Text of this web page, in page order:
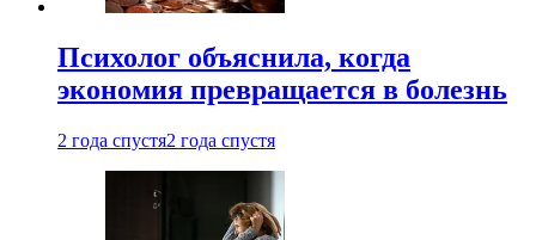
Психолог объяснила, когда
экономия превращается в болезнь
2 года спустя2 года спустя